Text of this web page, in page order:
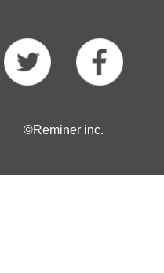
©Reminer inc.